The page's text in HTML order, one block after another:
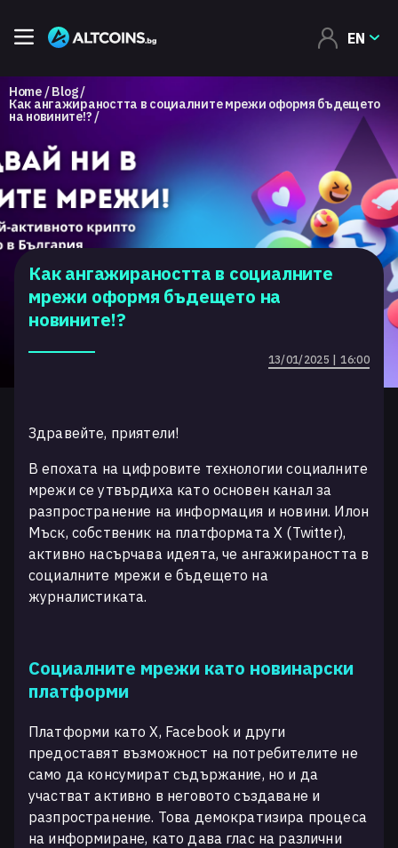
EN
Home Blog
Как ангажираността в социалните мрежи оформя бъдещето
на новините!?
Как ангажираността в социалните
мрежи оформя бъдещето на
новините!?
13/01/2025 | 16:00
Здравейте, приятели!
В епохата на цифровите технологии социалните
мрежи се утвърдиха като основен канал за
разпространение на информация и новини. Илон
Мъск, собственик на платформата X (Twitter),
активно насърчава идеята, че ангажираността в
социалните мрежи е бъдещето на
журналистиката.
Социалните мрежи като новинарски
платформи
Платформи като X, Facebook и други
предоставят възможност на потребителите не
само да консумират съдържание, но и да
участват активно в неговото създаване и
разпространение. Това демократизира процеса
на информиране, като дава глас на различни